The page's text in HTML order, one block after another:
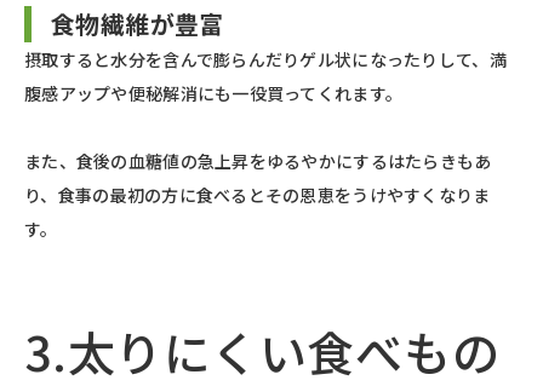
食物繊維が豊富
摂取すると水分を含んで膨らんだりゲル状になったりして、満
腹感アップや便秘解消にも一役買ってくれます。
また、食後の血糖値の急上昇をゆるやかにするはたらきもあ
り、食事の最初の方に食べるとその恩恵をうけやすくなりま
す。
3.太りにくい食べもの